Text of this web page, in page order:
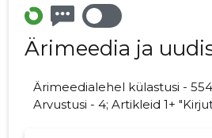
Ärimeedia ja
Ärimeedialehel külastusi -
Arvustusi - 4; Artikleid 1+ "Kirjuta TEHE OÜ